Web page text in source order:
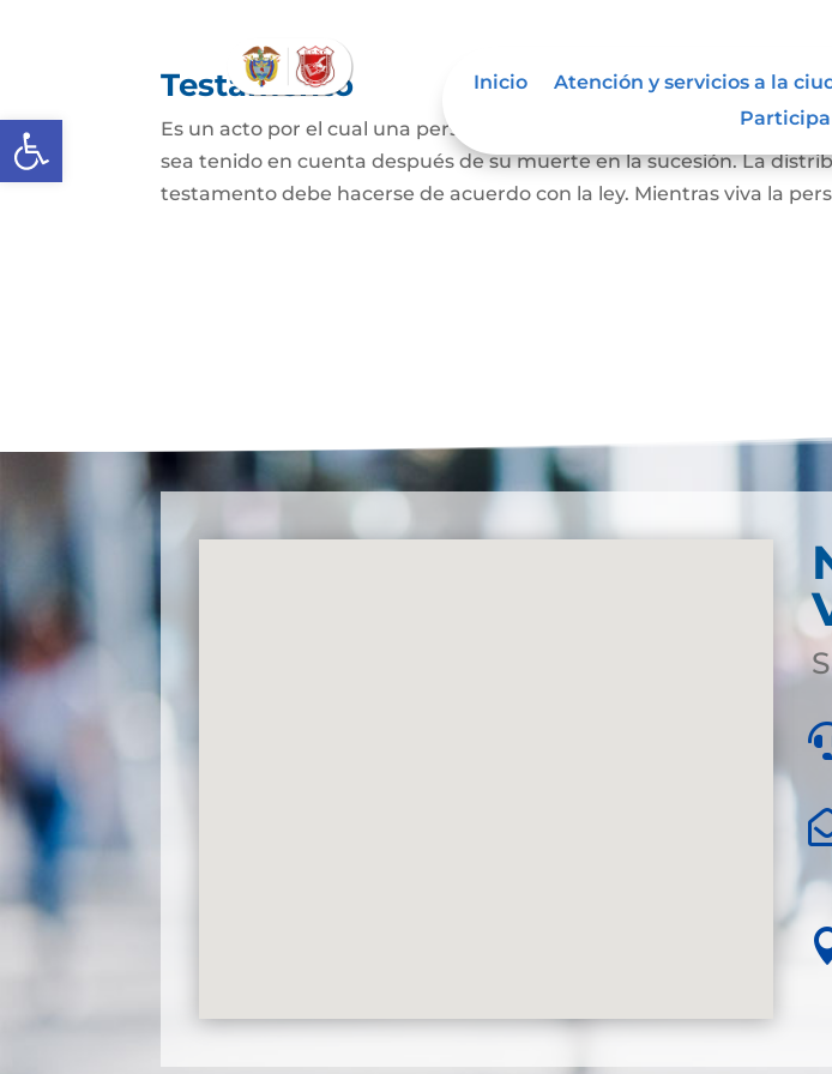
Abrir barra de herramientas
Inicio Atención y servicios a la
Participa
Testamento
Es un acto por el cual una persona dispone de todos o de una parte
sea tenido en cuenta después de su muerte en la sucesión. La
testamento debe hacerse de acuerdo con la ley. Mientras viva la